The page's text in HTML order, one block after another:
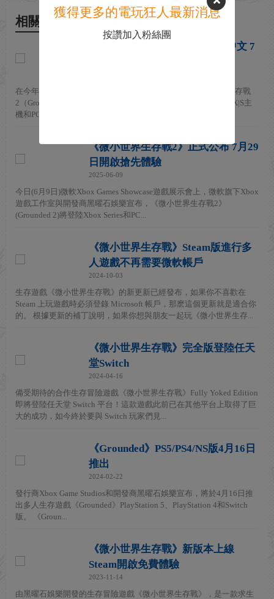
相關新聞
《微小世界生存戰2》Steam無中文 7
在今年的Xbox Showcase發表會上，黑曜石公布了《微小世界生存戰
2（Grounded 2）》，定於今年7月29日發售，登陸Xbox Series X|S主
機和PC平台（Steam搶先體驗），售...
《微小世界生存戰2》正式公布 7月29
日開啟搶先體驗
2025-06-09
今日(6月9日)微軟Xbox Games Showcase遊戲展示會上，微軟旗下Xbox
遊戲工作室與開發商黑曜石娛樂宣布，《微小世界生存戰2》
(Grounded 2)將登陸Xbox Series和PC...
《微小世界生存戰》Steam版進行多
人遊戲不再需要微軟帳戶
2024-10-03
生存遊戲《微小世界生存戰》的新更新已經發布，如果你不喜歡在
Steam 上玩遊戲時必須登錄 Microsoft 帳戶，那麽這個更新就是適合你
的。 根據更新的補丁說明，如果你想與朋友一起玩《微小世界生存...
《微小世界生存戰》完全版登陸任天
堂Switch
2024-04-16
備受期待的合作生存冒險遊戲《微小世界生存戰》Fully Yoked Edition
即將登陸任天堂 Switch 平台！這款遊戲此前已在其他平台上取得了巨
大的成功，如今終於要與 Switch 玩家們見...
《Grounded》PS5/PS4/NS版4月16日
推出
2024-02-22
發行商Xbox Game Studios和開發商黑曜石娛樂宣布，將於4月16日推
出多人生存遊戲《Grounded》PlayStation 5、PlayStation 4和Switch
版。 《Groun...
《微小世界生存戰》新版本上線
Steam開啟免費體驗
2023-11-14
由黑曜石娛樂開發的生存冒險遊戲《微小世界生存戰》，是一款求生
獲得更多的電玩狂人最新消息
按讚加入粉絲團